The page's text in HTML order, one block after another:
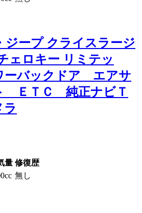
ジープ クライスラージ
ェロキー リミテッ
バックドア エアサ
ＥＴＣ 純正ナビＴ
量 修復歴
無し